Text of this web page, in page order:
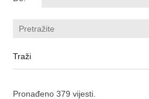
Pronađeno 379 vijesti.